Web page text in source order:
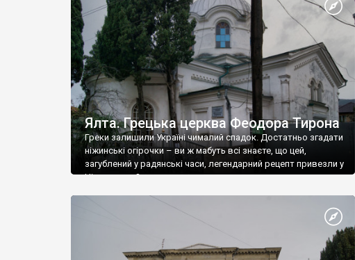
християнином. А потім було Хрещення Русі. На честь
Херсонесу Таврійського названо місто […]
Ялта. Грецька церква Феодора Тирона
Греки залишили Україні чималий спадок. Достатньо згадати
ніжинські огірочки – ви ж мабуть всі знаєте, що цей,
загублений у радянські часи, легендарний рецепт привезли у
Ніжин греки?